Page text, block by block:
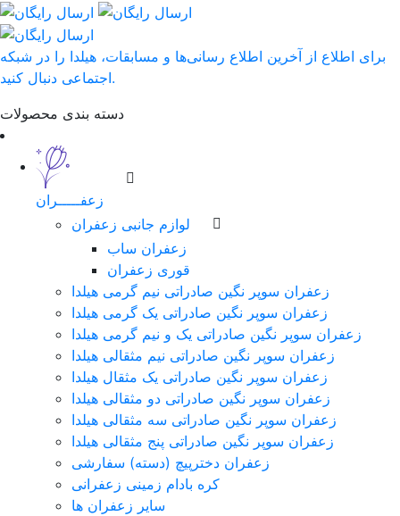
برای اطلاع از آخرین اطلاع رسانی‌ها و مسابقات، هیلدا را در شبکه
اجتماعی دنبال کنید.
دسته بندی محصولات
زعفـــــران
لوازم جانبی زعفران
زعفران ساب
قوری زعفران
زعفران سوپر نگین صادراتی نیم گرمی هیلدا
زعفران سوپر نگین صادراتی یک گرمی هیلدا
زعفران سوپر نگین صادراتی یک و نیم گرمی هیلدا
زعفران سوپر نگین صادراتی نیم مثقالی هیلدا
زعفران سوپر نگین صادراتی یک مثقال هیلدا
زعفران سوپر نگین صادراتی دو مثقالی هیلدا
زعفران سوپر نگین صادراتی سه مثقالی هیلدا
زعفران سوپر نگین صادراتی پنج مثقالی هیلدا
زعفران دخترپیچ (دسته) سفارشی
کره بادام زمینی زعفرانی
سایر زعفران ها